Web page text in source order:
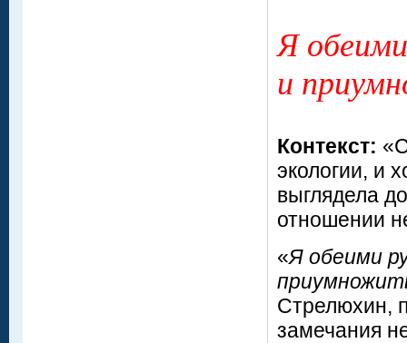
Я
и
Контекст:
экологии, и
выглядела
отношении
«Я обеими
Стрелюхин,
замечания